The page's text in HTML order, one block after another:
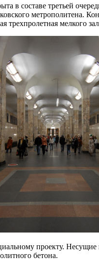
в составе третьей
метрополитена.
трехпролетная мелкого
проекту. Несущие
бетона.